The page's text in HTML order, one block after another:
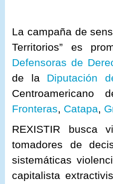
La campaña de
Territorios” es
Defensoras de
de la Diputación
Fronteras, Catapa,
REXISTIR busca
tomadores de
sistemáticas
capitalista